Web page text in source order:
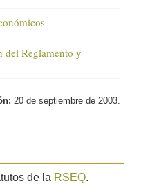
Reglamento y
20 de septiembre de 2003.
de la RSEQ.